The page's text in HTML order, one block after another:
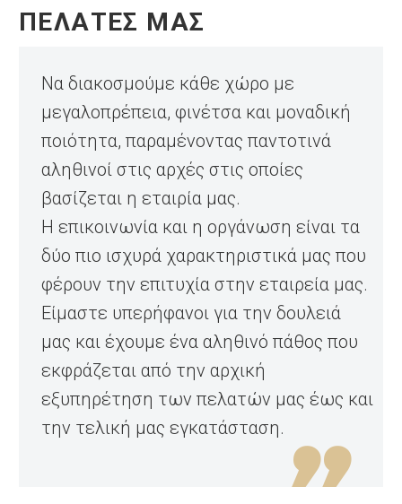
ΠΕΛΑΤΕΣ ΜΑΣ
Να διακοσμούμε κάθε χώρο με
μεγαλοπρέπεια, φινέτσα και μοναδική
ποιότητα, παραμένοντας παντοτινά
αληθινοί στις αρχές στις οποίες
βασίζεται η εταιρία μας.
Η επικοινωνία και η οργάνωση είναι τα
δύο πιο ισχυρά χαρακτηριστικά μας που
φέρουν την επιτυχία στην εταιρεία μας.
Είμαστε υπερήφανοι για την δουλειά
μας και έχουμε ένα αληθινό πάθος που
εκφράζεται από την αρχική
εξυπηρέτηση των πελατών μας έως και
την τελική μας εγκατάσταση.
